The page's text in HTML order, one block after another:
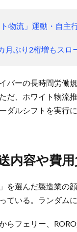
物流」運動・自主
月ぶり2桁増もスロ
バーの長時間労働
だ、ホワイト物流
ダルシフトを実行
内容や費
を選んだ製造業の
ている。ランダム
らフェリー、